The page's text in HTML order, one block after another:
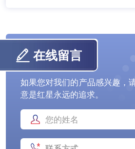
在线留言
如果您对我们的产品感兴趣，
意是红星永远的追求。